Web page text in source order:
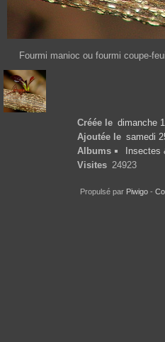
Fourmi manioc ou fourmi coupe-
Créée le dimanche
Ajoutée le samedi
Albums
Insectes
Visites 24923
Propulsé par Piwigo -